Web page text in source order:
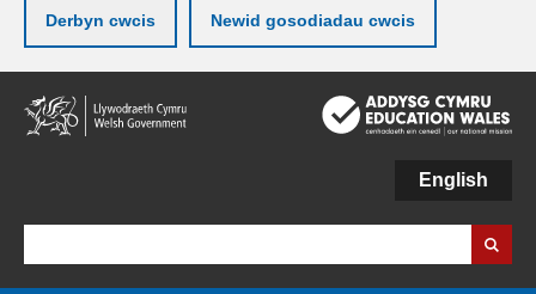
Derbyn cwcis Newid gosodiadau cwcis
Neidio
i'r
prif
English